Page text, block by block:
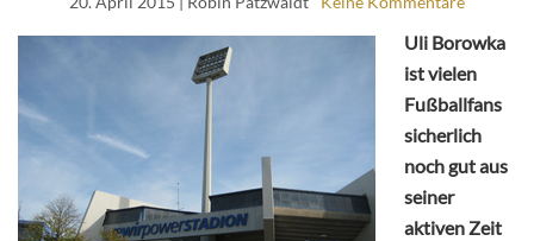
Uli Borowka
ist vielen
Fußballfans
sicherlich
noch gut aus
seiner
aktiven Zeit